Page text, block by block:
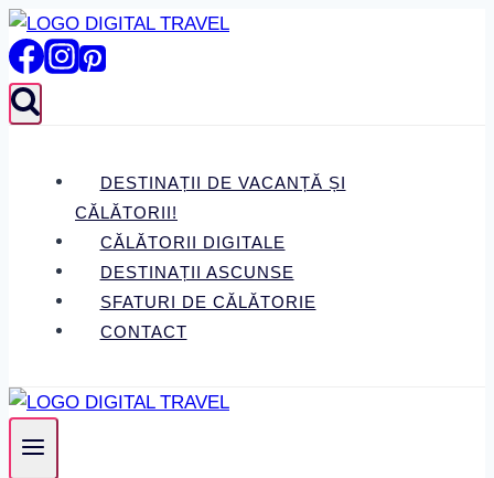
Skip
to
content
DESTINAȚII DE VACANȚĂ ȘI
CĂLĂTORII!
CĂLĂTORII DIGITALE
DESTINAȚII ASCUNSE
SFATURI DE CĂLĂTORIE
CONTACT